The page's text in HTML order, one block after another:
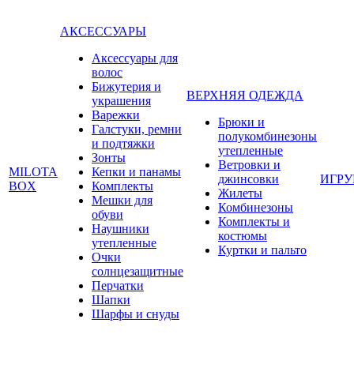
MILOTA
BOX
АКСЕССУАРЫ
Аксессуары для
волос
Бижутерия и
украшения
Варежки
Галстуки, ремни
и подтяжки
Зонты
Кепки и панамы
Комплекты
Мешки для
обуви
Наушники
утепленные
Очки
солнцезащитные
Перчатки
Шапки
Шарфы и снуды
ВЕРХНЯЯ ОДЕЖДА
Брюки и
полукомбинезоны
утепленные
Ветровки и
джинсовки
Жилеты
Комбинезоны
Комплекты и
костюмы
Куртки и пальто